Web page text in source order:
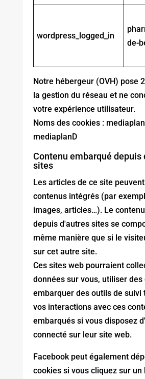
wordpress_logged_in
de-
Notre hébergeur (OVH) pose
la gestion du réseau et ne
votre expérience utilisateur.
Noms des cookies :
mediaplanD
Contenu embarqué depuis
sites
Les articles de ce site
contenus intégrés (par
images, articles…). Le
depuis d'autres sites se
même manière que si le
sur cet autre site.
Ces sites web pourraient
données sur vous, utiliser des
embarquer des outils de suivi
vos interactions avec ces
embarqués si vous disposez
connecté sur leur site web.
Facebook peut également
cookies si vous cliquez sur un